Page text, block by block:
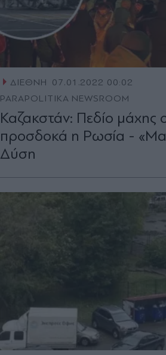
ΔΙΕΘΝΗ
07.01.2022 00:02
PARAPOLITIKA NEWSROOM
Καζακστάν: Πεδίο μάχης
προσδοκά η Ρωσία -
Δύση